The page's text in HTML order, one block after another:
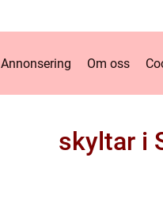
Annonsering Om oss
skyltar i